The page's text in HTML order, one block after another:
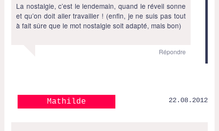
La nostalgie, c’est le lendemain, quand le réveil sonne
et qu’on doit aller travailler ! (enfin, je ne suis pas tout
à fait sûre que le mot nostalgie soit adapté, mais bon)
Répondre
Mathilde 22.08.2012